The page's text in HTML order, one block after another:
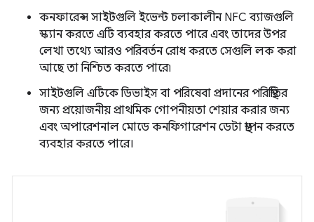
কনফারেন্স সাইটগুলি ইভেন্ট চলাকালীন NFC ব্যাজগুলি
স্ক্যান করতে এটি ব্যবহার করতে পারে এবং তাদের উপর
লেখা তথ্যে আরও পরিবর্তন রোধ করতে সেগুলি লক করা
আছে তা নিশ্চিত করতে পারে৷
সাইটগুলি এটিকে ডিভাইস বা পরিষেবা প্রদানের পরিস্থিতির
জন্য প্রয়োজনীয় প্রাথমিক গোপনীয়তা শেয়ার করার জন্য
এবং অপারেশনাল মোডে কনফিগারেশন ডেটা স্থাপন করতে
ব্যবহার করতে পারে।